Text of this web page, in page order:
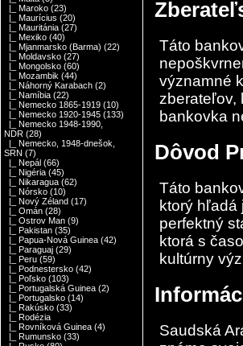
|_ Maroko (23)
|_ Maurícius (20)
|_ Mauritánia (27)
|_ Mexiko (40)
|_ Mjanmarsko (Barma) (22)
|_ Moldavsko (27)
|_ Mongolsko (60)
|_ Mozambik (44)
|_ Náhorný Karabach (2)
|_ Namíbia (22)
|_ Nemecko 1865-1919 (10)
|_ Nemecko 1920-1945 (133)
|_ Nemecko 1948-1990,
NDR (28)
|_ Nemecko, 1948-dnešok,
SRN (7)
|_ Nepál (66)
|_ Nigéria (45)
|_ Nikaragua (62)
|_ Nórsko (10)
|_ Nový Zéland (17)
|_ Omán (28)
|_ Ostrov Man (9)
|_ Pakistan (35)
|_ Papua-Nová Guinea (42)
|_ Paraguaj (29)
|_ Peru (59)
|_ Podnestersko (42)
|_ Poľsko (103)
|_ Portugalská Guinea (2)
|_ Portugalsko (14)
|_ Rakúsko (33)
|_ Rodézia
|_ Rovníková Guinea (4)
|_ Rumunsko (33)
Táto
významné
zberateľov,
bankovka
Dôvod
Táto
ktorý hľadá
perfektný
ktorá s
kultúrny
Saudská